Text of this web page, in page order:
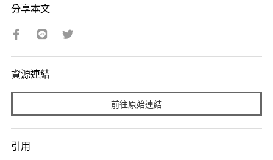
分享本文
資源連結
前往原始連結
引用